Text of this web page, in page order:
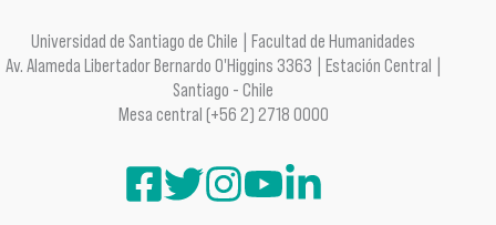
Universidad de Santiago de Chile | Facultad de Humanidades
Av. Alameda Libertador Bernardo O'Higgins 3363 | Estación Central |
Santiago - Chile
Mesa central (+56 2) 2718 0000